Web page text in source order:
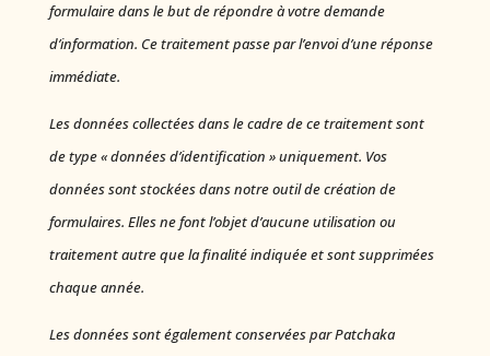
formulaire dans le but de répondre à votre demande
d’information. Ce traitement passe par l’envoi d’une réponse
immédiate.
Les données collectées dans le cadre de ce traitement sont
de type « données d’identification » uniquement. Vos
données sont stockées dans notre outil de création de
formulaires. Elles ne font l’objet d’aucune utilisation ou
traitement autre que la finalité indiquée et sont supprimées
chaque année.
Les données sont également conservées par Patchaka